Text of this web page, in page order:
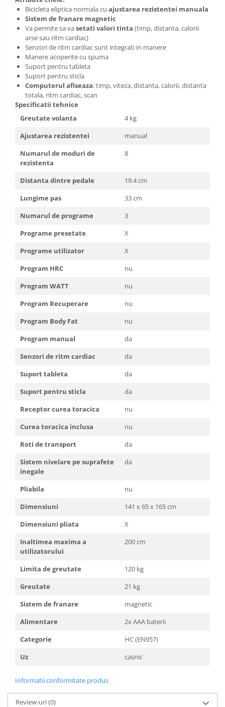
Bicicleta eliptica normala cu ajustarea rezistentei manuala
Sistem de franare magnetic
Va permite sa vasetati valori tinta (timp, distanta, calorii
arse sau ritm cardiac)
Senzori de ritm cardiac sunt integrati in manere
Manere acoperite cu spuma
Suport pentru tableta
Suport pentru sticla
Computerul afiseaza: timp, viteza, distanta, calorii, distanta
totala, ritm cardiac, scan
Specificatii tehnice
Greutate volanta
4 kg
Ajustarea rezistentei
manual
Numarul de moduri de
rezistenta
8
Distanta dintre pedale
19.4 cm
Lungime pas
33 cm
Numarul de programe
3
Programe presetate
X
Programe utilizator
X
Program HRC
nu
Program WATT
nu
Program Recuperare
nu
Program Body Fat
nu
Program manual
da
Senzori de ritm cardiac
da
Suport tableta
da
Suport pentru sticla
da
Receptor curea toracica
nu
Curea toracica inclusa
nu
Roti de transport
da
Sistem nivelare pe suprafete
inegale
da
Pliabila
nu
Dimensiuni
141 x 65 x 165 cm
Dimensiuni pliata
X
Inaltimea maxima a
utilizatorului
200 cm
Limita de greutate
120 kg
Greutate
21 kg
Sistem de franare
magnetic
Alimentare
2x AAA baterii
Categorie
HC (EN957)
Uz
casnic
Informatii conformitate produs
Review-uri(0)